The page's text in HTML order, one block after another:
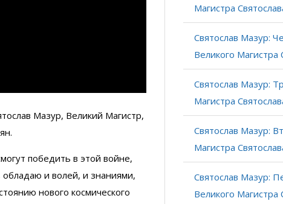
Мазур, Великий Магистр,
победить в этой войне,
и волей, и знаниями,
нового космического
Магистра
Святослав Мазур:
Великого Магистра
Святослав Мазур:
Магистра
Святослав Мазур:
Магистра
Святослав Мазур:
Великого Магистра